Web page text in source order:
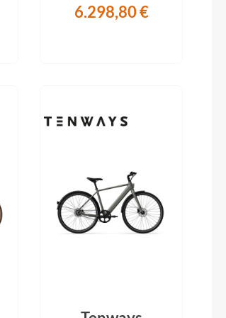
6.298,80 €